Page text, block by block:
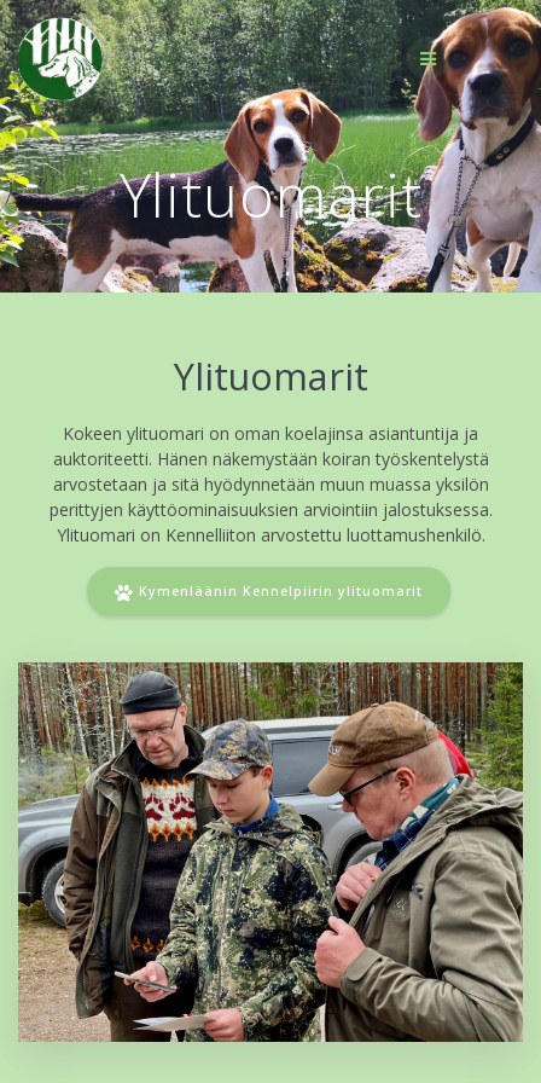
Skip
to
content
Ylituomarit
Ylituomarit
Kokeen ylituomari on oman koelajinsa asiantuntija ja
auktoriteetti. Hänen näkemystään koiran työskentelystä
arvostetaan ja sitä hyödynnetään muun muassa yksilön
perittyjen käyttöominaisuuksien arviointiin jalostuksessa.
Ylituomari on Kennelliiton arvostettu luottamushenkilö.
Kymenläänin Kennelpiirin ylituomarit